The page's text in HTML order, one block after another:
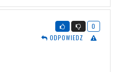
0
ODPOWIEDZ